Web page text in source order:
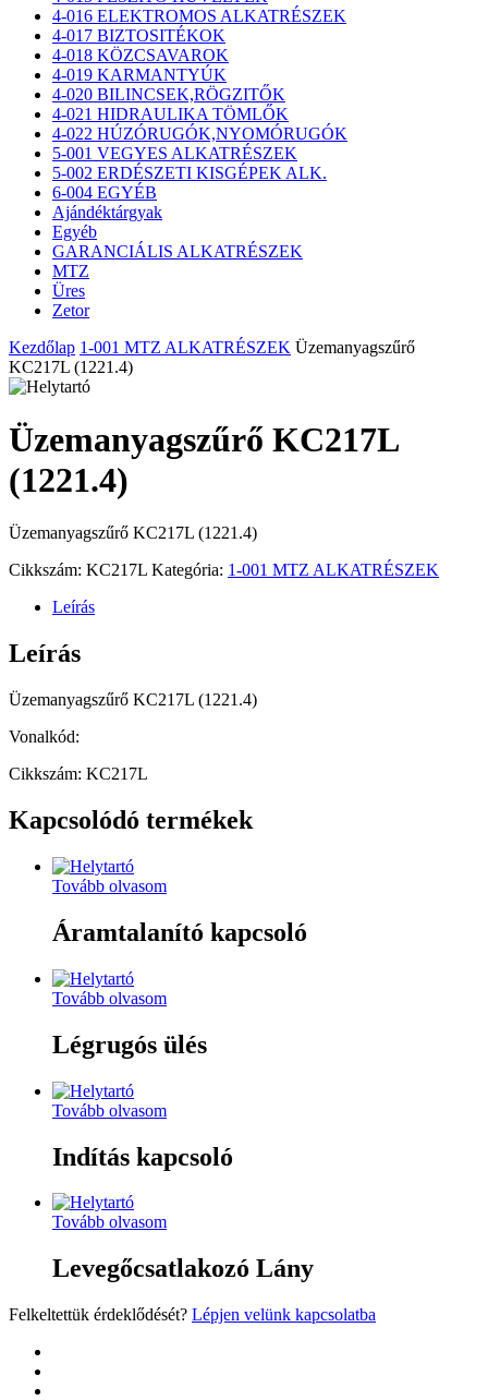
4-016 ELEKTROMOS ALKATRÉSZEK
4-017 BIZTOSITÉKOK
4-018 KÖZCSAVAROK
4-019 KARMANTYÚK
4-020 BILINCSEK,RÖGZITŐK
4-021 HIDRAULIKA TÖMLŐK
4-022 HÚZÓRUGÓK,NYOMÓRUGÓK
5-001 VEGYES ALKATRÉSZEK
5-002 ERDÉSZETI KISGÉPEK ALK.
6-004 EGYÉB
Ajándéktárgyak
Egyéb
GARANCIÁLIS ALKATRÉSZEK
MTZ
Üres
Zetor
Kezdőlap 1-001 MTZ ALKATRÉSZEK Üzemanyagszűrő
KC217L (1221.4)
Üzemanyagszűrő KC217L
(1221.4)
Üzemanyagszűrő KC217L (1221.4)
Cikkszám: KC217L Kategória: 1-001 MTZ ALKATRÉSZEK
Leírás
Leírás
Üzemanyagszűrő KC217L (1221.4)
Vonalkód:
Cikkszám: KC217L
Kapcsolódó termékek
Tovább olvasom
Áramtalanító kapcsoló
Tovább olvasom
Légrugós ülés
Tovább olvasom
Indítás kapcsoló
Tovább olvasom
Levegőcsatlakozó Lány
Felkeltettük érdeklődését? Lépjen velünk kapcsolatba